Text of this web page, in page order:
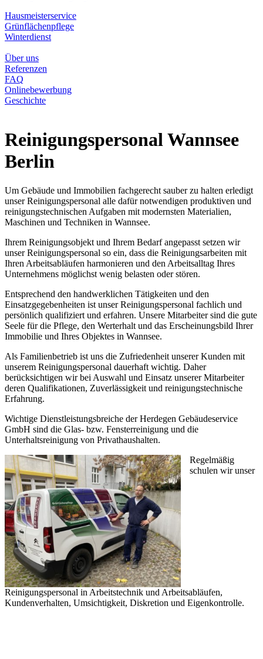
Hausmeisterservice
Grünflächenpflege
Winterdienst
Über uns
Referenzen
FAQ
Onlinebewerbung
Geschichte
Reinigungspersonal Wannsee
Berlin
Um Gebäude und Immobilien fachgerecht sauber zu halten erledigt
unser Reinigungspersonal alle dafür notwendigen produktiven und
reinigungstechnischen Aufgaben mit modernsten Materialien,
Maschinen und Techniken in Wannsee.
Ihrem Reinigungsobjekt und Ihrem Bedarf angepasst setzen wir
unser Reinigungspersonal so ein, dass die Reinigungsarbeiten mit
Ihren Arbeitsabläufen harmonieren und den Arbeitsalltag Ihres
Unternehmens möglichst wenig belasten oder stören.
Entsprechend den handwerklichen Tätigkeiten und den
Einsatzgegebenheiten ist unser Reinigungspersonal fachlich und
persönlich qualifiziert und erfahren. Unsere Mitarbeiter sind die gute
Seele für die Pflege, den Werterhalt und das Erscheinungsbild Ihrer
Immobilie und Ihres Objektes in Wannsee.
Als Familienbetrieb ist uns die Zufriedenheit unserer Kunden mit
unserem Reinigungspersonal dauerhaft wichtig. Daher
berücksichtigen wir bei Auswahl und Einsatz unserer Mitarbeiter
deren Qualifikationen, Zuverlässigkeit und reinigungstechnische
Erfahrung.
Wichtige Dienstleistungsbreiche der Herdegen Gebäudeservice
GmbH sind die Glas- bzw. Fensterreinigung und die
Unterhaltsreinigung von Privathaushalten.
Regelmäßig
schulen wir unser
Reinigungspersonal in Arbeitstechnik und Arbeitsabläufen,
Kundenverhalten, Umsichtigkeit, Diskretion und Eigenkontrolle.